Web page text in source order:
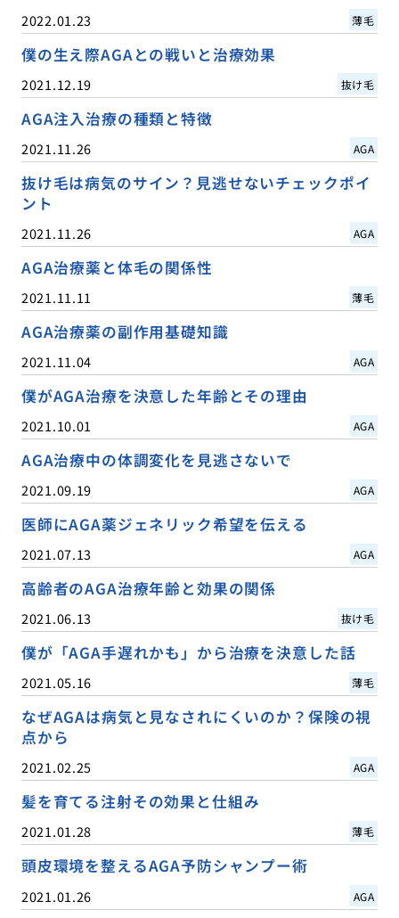
2022.01.23 薄毛
僕の生え際AGAとの戦いと治療効果
2021.12.19 抜け毛
AGA注入治療の種類と特徴
2021.11.26 AGA
抜け毛は病気のサイン？見逃せないチェックポイ
ント
2021.11.26 AGA
AGA治療薬と体毛の関係性
2021.11.11 薄毛
AGA治療薬の副作用基礎知識
2021.11.04 AGA
僕がAGA治療を決意した年齢とその理由
2021.10.01 AGA
AGA治療中の体調変化を見逃さないで
2021.09.19 AGA
医師にAGA薬ジェネリック希望を伝える
2021.07.13 AGA
高齢者のAGA治療年齢と効果の関係
2021.06.13 抜け毛
僕が「AGA手遅れかも」から治療を決意した話
2021.05.16 薄毛
なぜAGAは病気と見なされにくいのか？保険の視
点から
2021.02.25 AGA
髪を育てる注射その効果と仕組み
2021.01.28 薄毛
頭皮環境を整えるAGA予防シャンプー術
2021.01.26 AGA